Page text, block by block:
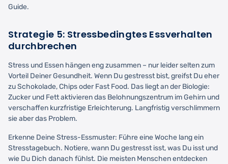
Guide.
Strategie 5: Stressbedingtes Essverhalten
durchbrechen
Stress und Essen hängen eng zusammen – nur leider selten zum
Vorteil Deiner Gesundheit. Wenn Du gestresst bist, greifst Du eher
zu Schokolade, Chips oder Fast Food. Das liegt an der Biologie:
Zucker und Fett aktivieren das Belohnungszentrum im Gehirn und
verschaffen kurzfristige Erleichterung. Langfristig verschlimmern
sie aber das Problem.
Erkenne Deine Stress-Essmuster: Führe eine Woche lang ein
Stresstagebuch. Notiere, wann Du gestresst isst, was Du isst und
wie Du Dich danach fühlst. Die meisten Menschen entdecken